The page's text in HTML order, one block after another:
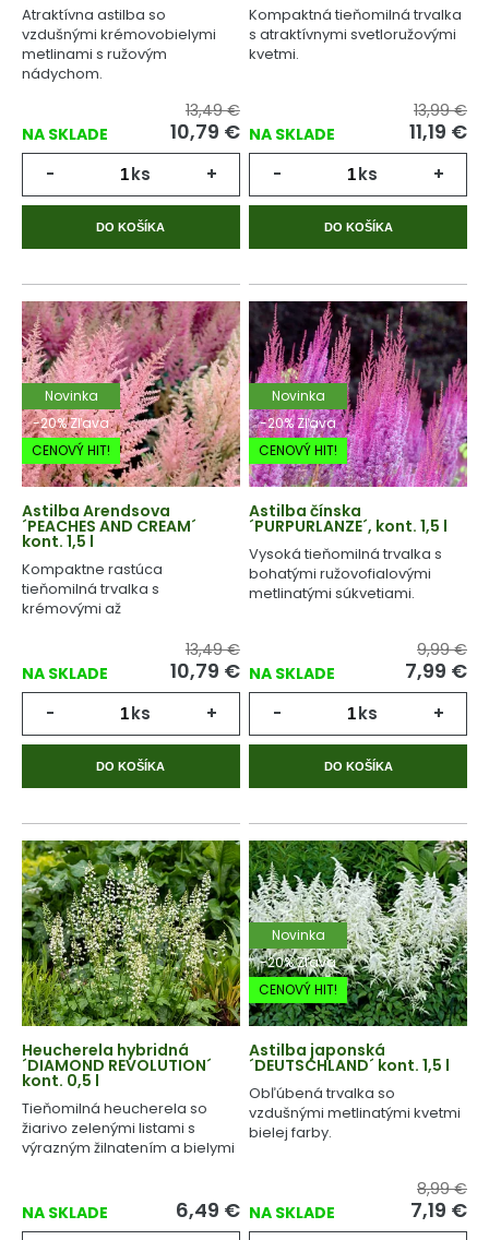
Atraktívna astilba so
vzdušnými krémovobielymi
metlinami s ružovým
nádychom.
NA SKLADE
13,49 €
10,79 €
- ks +
DO KOŠÍKA
Kompaktná tieňomilná trvalka
s atraktívnymi svetloružovými
kvetmi.
NA SKLADE
13,99 €
11,19 €
- ks +
DO KOŠÍKA
Novinka
-20% Zľava
CENOVÝ HIT!
Astilba Arendsova
´PEACHES AND CREAM´
kont. 1,5 l
Kompaktne rastúca
tieňomilná trvalka s
krémovými až
NA SKLADE
13,49 €
10,79 €
- ks +
DO KOŠÍKA
Novinka
-20% Zľava
CENOVÝ HIT!
Astilba čínska
´PURPURLANZE´, kont. 1,5 l
Vysoká tieňomilná trvalka s
bohatými ružovofialovými
metlinatými súkvetiami.
NA SKLADE
9,99 €
7,99 €
- ks +
DO KOŠÍKA
Heucherela hybridná
´DIAMOND REVOLUTION´
kont. 0,5 l
Tieňomilná heucherela so
žiarivo zelenými listami s
výrazným žilnatením a bielymi
NA SKLADE 6,49 €
Novinka
-20% Zľava
CENOVÝ HIT!
Astilba japonská
´DEUTSCHLAND´ kont. 1,5 l
Obľúbená trvalka so
vzdušnými metlinatými kvetmi
bielej farby.
NA SKLADE
8,99 €
7,19 €